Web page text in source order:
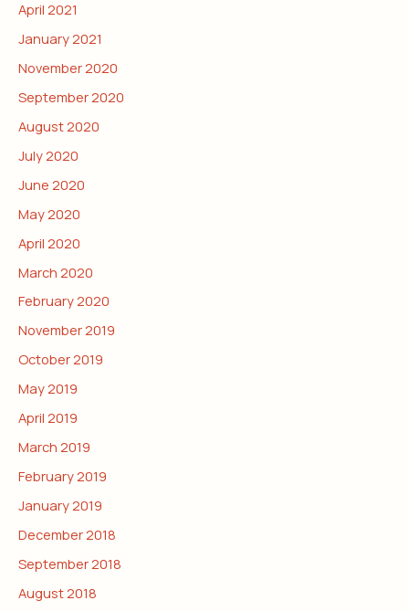
April 2021
January 2021
November 2020
September 2020
August 2020
July 2020
June 2020
May 2020
April 2020
March 2020
February 2020
November 2019
October 2019
May 2019
April 2019
March 2019
February 2019
January 2019
December 2018
September 2018
August 2018